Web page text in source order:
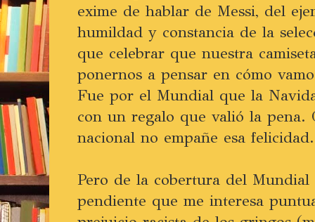
exime de hablar de Messi, del
humildad y constancia de la
que celebrar que nuestra
ponernos a pensar en cómo
Fue por el Mundial que la
con un regalo que valió la pena.
nacional no empañe esa felicidad.
Pero de la cobertura del
pendiente que me interesa